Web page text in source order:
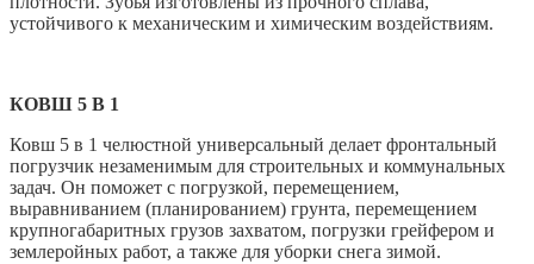
устойчивого к механическим и химическим воздействиям.
КОВШ 5 В 1
Ковш 5 в 1 челюстной универсальный делает фронтальный
погрузчик незаменимым для строительных и коммунальных
задач. Он поможет с погрузкой, перемещением,
выравниванием (планированием) грунта, перемещением
крупногабаритных грузов захватом, погрузки грейфером и
землеройных работ, а также для уборки снега зимой.